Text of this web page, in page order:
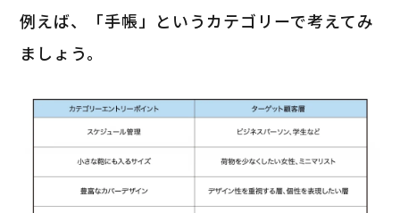
例えば、「手帳」というカテゴリーで考えてみ
ましょう。